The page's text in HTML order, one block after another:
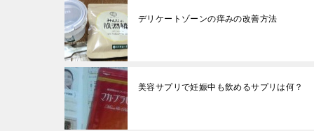
デリケートゾーンの痒みの改善方法
美容サプリで妊娠中も飲めるサプリは何？